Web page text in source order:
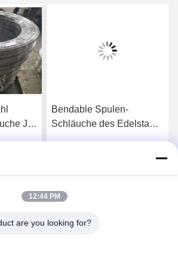
JIS
Preis
Bendable Spulen-
Schläuche des Edelstahl-
12:44 PM
are you looking for?